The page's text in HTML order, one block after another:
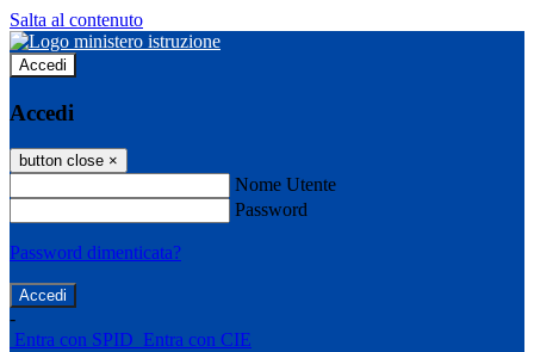
Salta al contenuto
Accedi
Accedi
button close ×
Nome Utente
Password
Password dimenticata?
-
Entra con SPID Entra con CIE